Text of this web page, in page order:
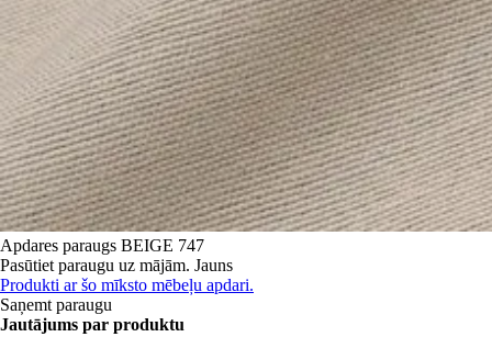
Apdares paraugs BEIGE 747
Pasūtiet paraugu uz mājām. Jauns
Produkti ar šo mīksto mēbeļu apdari.
Saņemt paraugu
Jautājums par produktu